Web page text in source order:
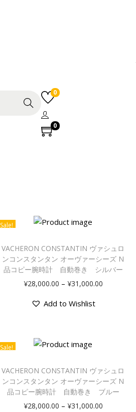
Search
0
0
Sale!
VACHERON CONSTANTIN ヴァシュロ
ンコンスタンタン オーヴァーシーズ N
品コピー腕時計 自動巻き シルバー
¥28,000.00 – ¥31,000.00
Add to Wishlist
Sale!
VACHERON CONSTANTIN ヴァシュロ
ンコンスタンタン オーヴァーシーズ N
品コピー腕時計 自動巻き ブルー
¥28,000.00 – ¥31,000.00